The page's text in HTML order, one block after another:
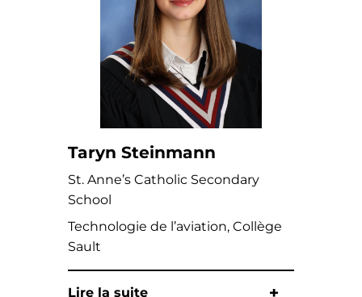
Taryn Steinmann
St. Anne’s Catholic Secondary
School
Technologie de l’aviation, Collège
Sault
Lire la suite